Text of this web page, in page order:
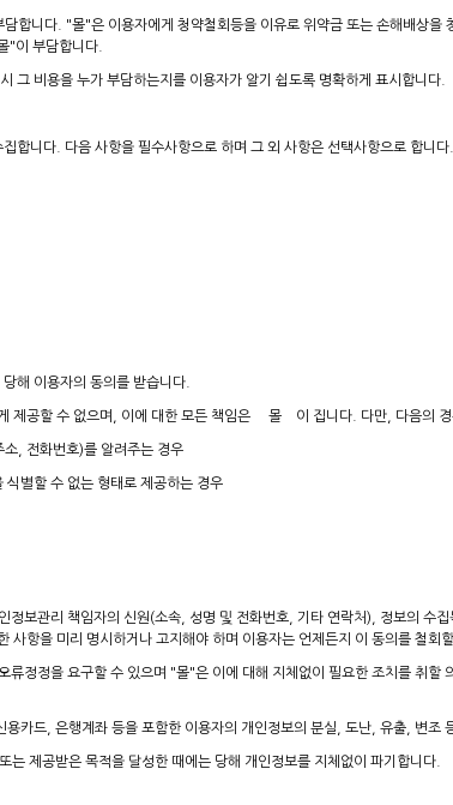
합니다. "몰"은 이용자에게 청약철회등을 이유로 위약금 또는 손해배상을
"이 부담합니다.
비용을 누가 부담하는지를 이용자가 알기 쉽도록 명확하게 표시합니다.
니다. 다음 사항을 필수사항으로 하며 그 외 사항은 선택사항으로 합니다.
해 이용자의 동의를 받습니다.
제공할 수 없으며, 이에 대한 모든 책임은 몰 이 집니다. 다만, 다음의 경
, 전화번호)를 알려주는 경우
별할 수 없는 형태로 제공하는 경우
보관리 책임자의 신원(소속, 성명 및 전화번호, 기타 연락처), 정보의 수
항을 미리 명시하거나 고지해야 하며 이용자는 언제든지 이 동의를 철회
정정을 요구할 수 있으며 "몰"은 이에 대해 지체없이 필요한 조치를 취할
카드, 은행계좌 등을 포함한 이용자의 개인정보의 분실, 도난, 유출, 변조
제공받은 목적을 달성한 때에는 당해 개인정보를 지체없이 파기합니다.